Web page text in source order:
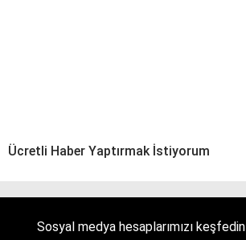
Ücretli Haber Yaptırmak İstiyorum
Sosyal medya hesaplarımızı keşfedin